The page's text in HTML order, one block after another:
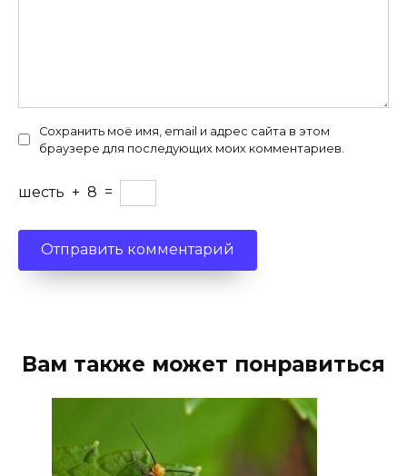
Сохранить моё имя, email и адрес сайта в этом
браузере для последующих моих комментариев.
шесть + 8 =
Вам также может понравиться